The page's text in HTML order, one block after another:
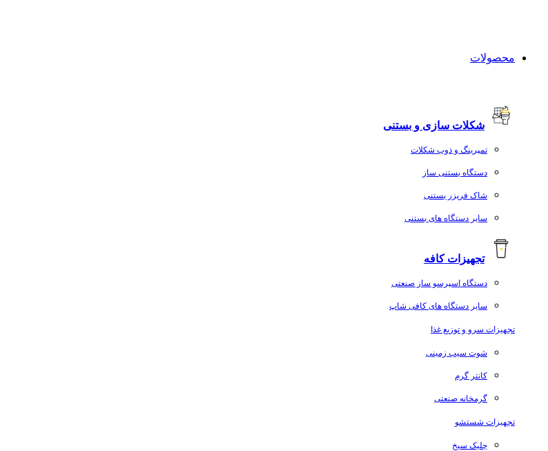
محصولات
شکلات سازی و بستنی
تمپرینگ و ذوب شکلات
دستگاه بستنی ساز
شاک فریزر بستنی
سایر دستگاه های بستنی
تجهیزات کافه
دستگاه اسپرسو ساز صنعتی
سایر دستگاه های کافی شاپ
تجهیزات سرو و توزیع غذا
شوت سیب زمینی
کانتر گرم
گرمخانه صنعتی
تجهیزات شستشو
چلیک سیخ